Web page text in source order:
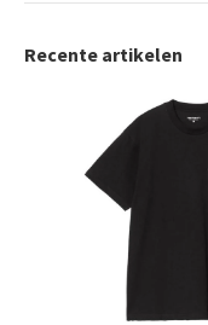
Recente artikelen